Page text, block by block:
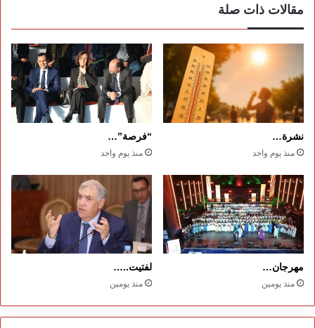
مقالات ذات صلة
نشرة…
منذ يوم واحد
“فرصة”…
منذ يوم واحد
مهرجان…
منذ يومين
لفتيت..…
منذ يومين